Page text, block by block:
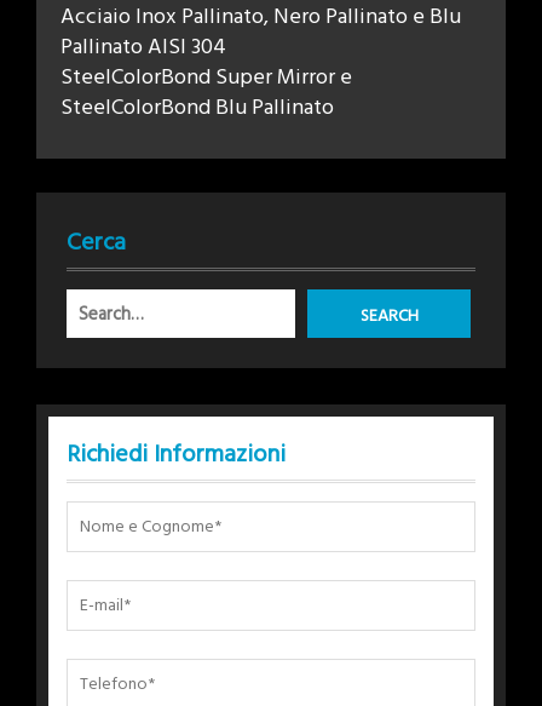
Acciaio Inox Pallinato, Nero Pallinato e Blu
Pallinato AISI 304
SteelColorBond Super Mirror e
SteelColorBond Blu Pallinato
Cerca
Richiedi Informazioni